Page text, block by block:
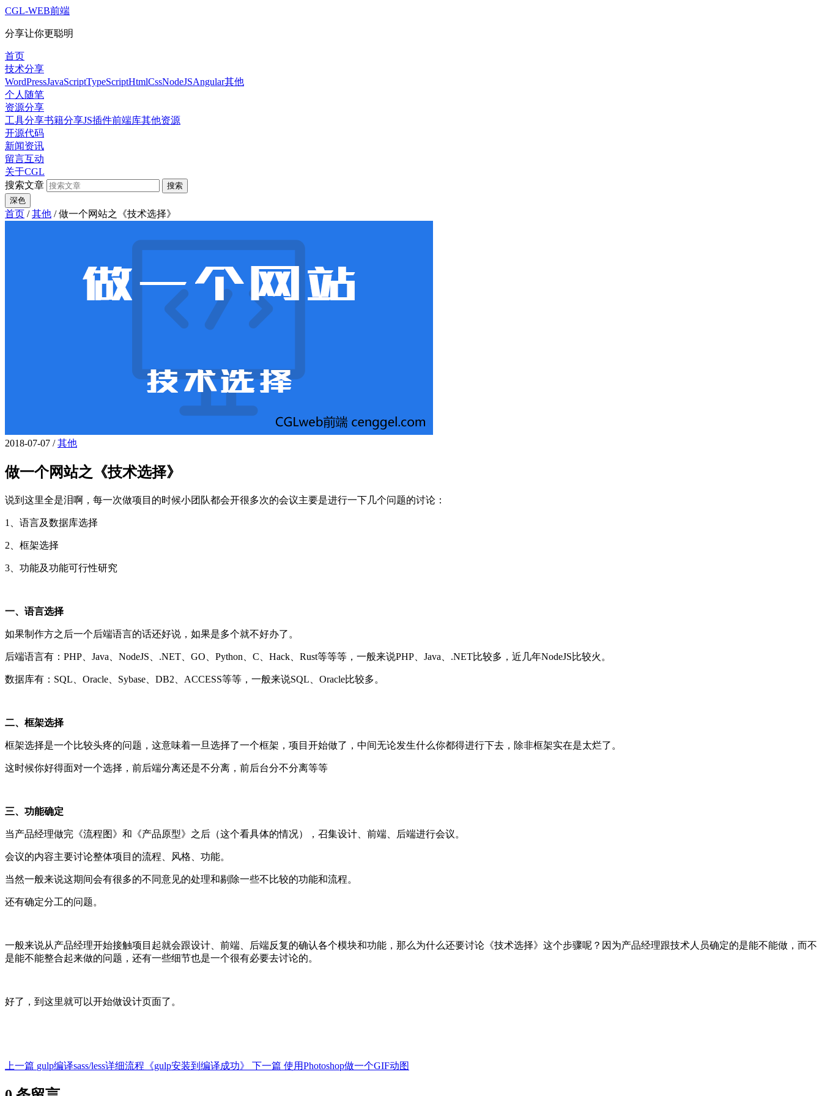
CGL-WEB前端
分享让你更聪明
首页
技术分享
WordPressJavaScriptTypeScriptHtmlCssNodeJSAngular其他
个人随笔
资源分享
工具分享书籍分享JS插件前端库其他资源
开源代码
新闻资讯
留言互动
关于CGL
搜索文章
搜索
深色
首页 / 其他 / 做一个网站之《技术选择》
2018-07-07 / 其他
做一个网站之《技术选择》
说到这里全是泪啊，每一次做项目的时候小团队都会开很多次的会议主要是进行一下几个问题的讨论：
1、语言及数据库选择
2、框架选择
3、功能及功能可行性研究
一、语言选择
如果制作方之后一个后端语言的话还好说，如果是多个就不好办了。
后端语言有：PHP、Java、NodeJS、.NET、GO、Python、C、Hack、Rust等等等，一般来说PHP、Java、.NET比较多，近几年NodeJS比较火。
数据库有：SQL、Oracle、Sybase、DB2、ACCESS等等，一般来说SQL、Oracle比较多。
二、框架选择
框架选择是一个比较头疼的问题，这意味着一旦选择了一个框架，项目开始做了，中间无论发生什么你都得进行下去，除非框架实在是太烂了。
这时候你好得面对一个选择，前后端分离还是不分离，前后台分不分离等等
三、功能确定
当产品经理做完《流程图》和《产品原型》之后（这个看具体的情况），召集设计、前端、后端进行会议。
会议的内容主要讨论整体项目的流程、风格、功能。
当然一般来说这期间会有很多的不同意见的处理和剔除一些不比较的功能和流程。
还有确定分工的问题。
一般来说从产品经理开始接触项目起就会跟设计、前端、后端反复的确认各个模块和功能，那么为什么还要讨论《技术选择》这个步骤呢？因为产品经理跟技术人员确定的是能不能做，而不
是能不能整合起来做的问题，还有一些细节也是一个很有必要去讨论的。
好了，到这里就可以开始做设计页面了。
上一篇 gulp编译sass/less详细流程《gulp安装到编译成功》 下一篇 使用Photoshop做一个GIF动图